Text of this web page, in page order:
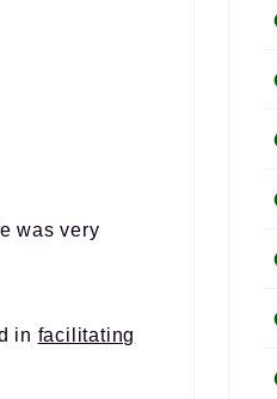
was very
in facilitating